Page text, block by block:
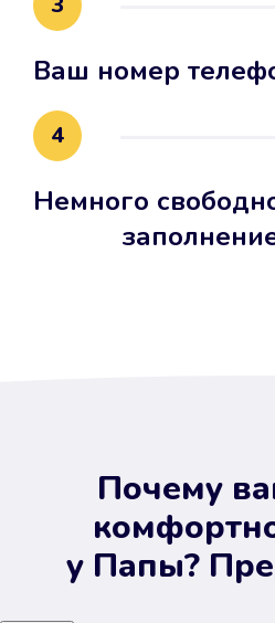
Ваш номер
4
Немного
Почему
у Папы?